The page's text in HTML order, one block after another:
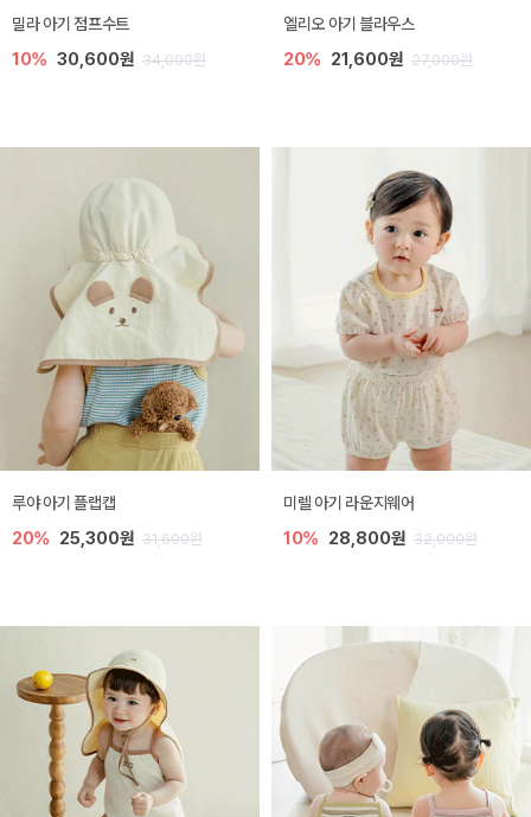
밀라 아기 점프수트
10% 30,600원 34,000원
엘리오 아기 블라우스
20% 21,600원 27,000원
루야 아기 플랩캡
20% 25,300원 31,600원
미렐 아기 라운지웨어
10% 28,800원 32,000원